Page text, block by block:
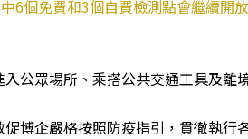
6個免費和3個自費檢測點會繼續開放
公眾場所、乘搭公共交通工具及離
博企嚴格按照防疫指引，貫徹執行